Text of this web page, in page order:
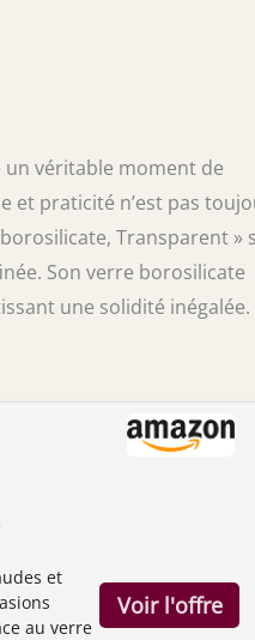
un véritable moment de
et praticité n’est pas
Transparent »
Son verre borosilicate
une solidité inégalée.
et
au verre